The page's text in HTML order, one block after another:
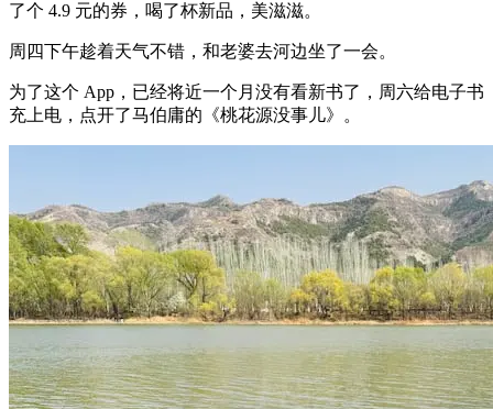
了个 4.9 元的券，喝了杯新品，美滋滋。
周四下午趁着天气不错，和老婆去河边坐了一会。
为了这个 App，已经将近一个月没有看新书了，周六给电子书
充上电，点开了马伯庸的《桃花源没事儿》。